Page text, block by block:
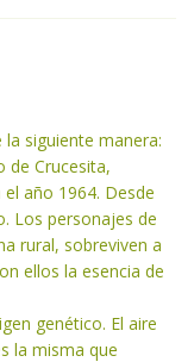
siguiente manera:
de Crucesita,
año 1964. Desde
Los personajes de
rural, sobreviven a
ellos la esencia de
genético. El aire
la misma que